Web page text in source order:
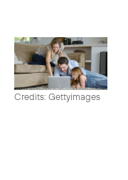
Credits: Gettyimages